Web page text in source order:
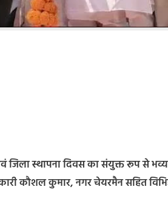
स्थापना दिवस का संयुक्त रूप से
कौशल कुमार, नगर चेयरमैन सहित